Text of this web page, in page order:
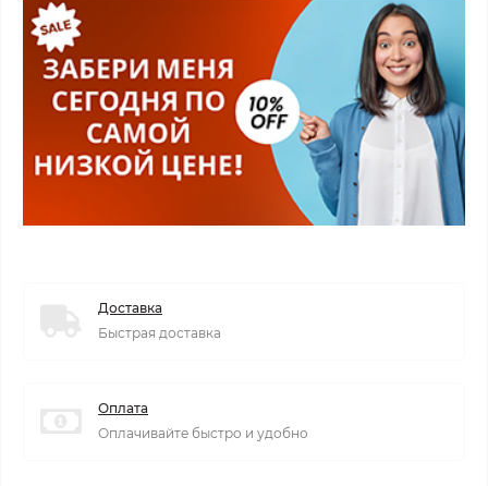
Доставка
Быстрая доставка
Оплата
Оплачивайте быстро и удобно